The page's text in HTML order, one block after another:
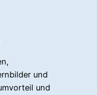
und
und